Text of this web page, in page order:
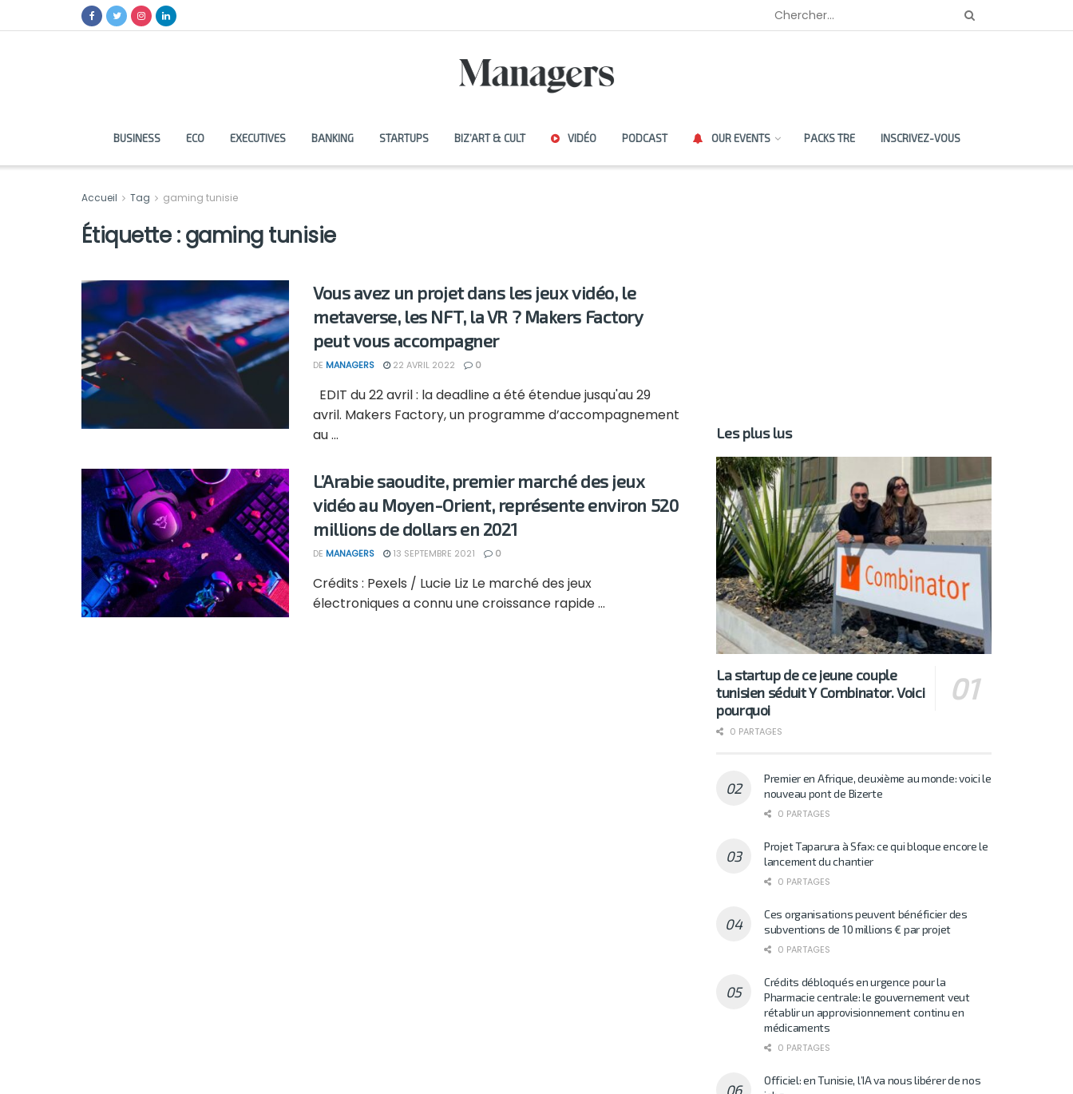
BUSINESS ECO EXECUTIVES BANKING STARTUPS BIZ’ART & CULT VIDÉO PODCAST OUR EVENTS PACKS TRE INSCRIVEZ-VOUS
Accueil Tag gaming tunisie
Étiquette :gaming tunisie
Vous avez un projet dans les jeux vidéo, le
metaverse, les NFT, la VR ? Makers Factory
peut vous accompagner
DE MANAGERS 22 AVRIL 2022 0
EDIT du 22 avril : la deadline a été étendue jusqu'au 29
avril. Makers Factory, un programme d’accompagnement
au ...
L’Arabie saoudite, premier marché des jeux
vidéo au Moyen-Orient, représente environ 520
millions de dollars en 2021
DE MANAGERS 13 SEPTEMBRE 2021 0
Crédits : Pexels / Lucie Liz Le marché des jeux
électroniques a connu une croissance rapide ...
Les plus lus
La startup de ce jeune couple
tunisien séduit Y Combinator. Voici
pourquoi
0 PARTAGES
Premier en Afrique, deuxième au monde: voici le
nouveau pont de Bizerte
0 PARTAGES
Projet Taparura à Sfax: ce qui bloque encore le
lancement du chantier
0 PARTAGES
Ces organisations peuvent bénéficier des
subventions de 10 millions € par projet
0 PARTAGES
Crédits débloqués en urgence pour la
Pharmacie centrale: le gouvernement veut
rétablir un approvisionnement continu en
médicaments
0 PARTAGES
Officiel: en Tunisie, l’IA va nous libérer de nos